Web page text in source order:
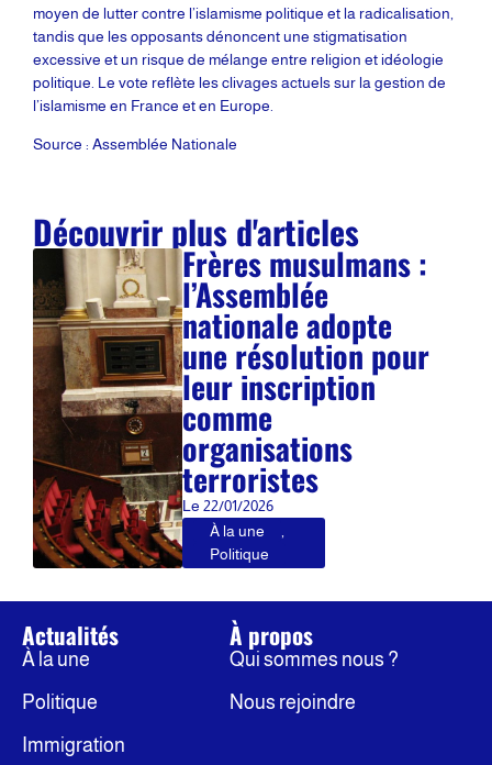
moyen de lutter contre l’islamisme politique et la radicalisation,
tandis que les opposants dénoncent une stigmatisation
excessive et un risque de mélange entre religion et idéologie
politique. Le vote reflète les clivages actuels sur la gestion de
l’islamisme en France et en Europe.
Source : Assemblée Nationale
Découvrir plus d'articles
Frères musulmans :
l’Assemblée
nationale adopte
une résolution pour
leur inscription
comme
organisations
terroristes
Le 22/01/2026
À la une
,
Politique
Actualités
À la une
Politique
Immigration
À propos
Qui sommes nous ?
Nous rejoindre